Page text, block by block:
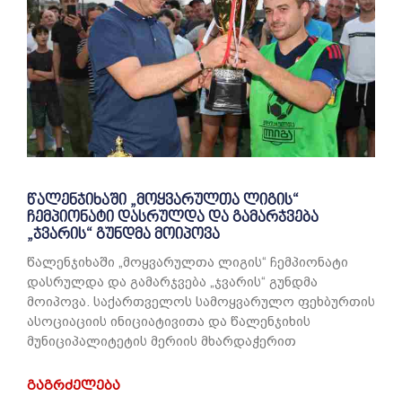
წალენჯიხაში „მოყვარულთა ლიგის“
ჩემპიონატი დასრულდა და გამარჯვება
„ჯვარის“ გუნდმა მოიპოვა
წალენჯიხაში „მოყვარულთა ლიგის“ ჩემპიონატი
დასრულდა და გამარჯვება „ჯვარის“ გუნდმა
მოიპოვა. საქართველოს სამოყვარულო ფეხბურთის
ასოციაციის ინიციატივითა და წალენჯიხის
მუნიციპალიტეტის მერიის მხარდაჭერით
ᲒᲐᲒᲠᲫᲔᲚᲔᲑᲐ